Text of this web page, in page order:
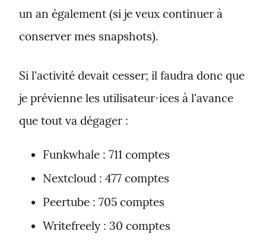
un an également (si je veux continuer à
conserver mes snapshots).
Si l'activité devait cesser; il faudra donc que
je prévienne les utilisateur⋅ices à l'avance
que tout va dégager :
Funkwhale : 711 comptes
Nextcloud : 477 comptes
Peertube : 705 comptes
Writefreely : 30 comptes